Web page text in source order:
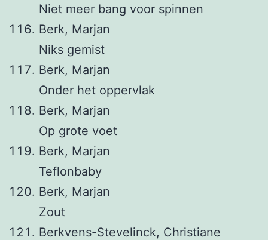
Niet meer bang voor spinnen
Berk, Marjan
Niks gemist
Berk, Marjan
Onder het oppervlak
Berk, Marjan
Op grote voet
Berk, Marjan
Teflonbaby
Berk, Marjan
Zout
Berkvens-Stevelinck, Christiane